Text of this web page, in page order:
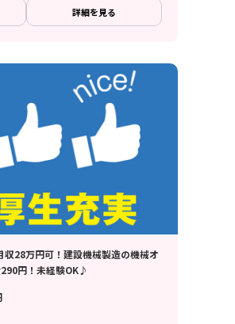
詳細を見る
収28万円可！建設機械製造の機械オ
円！未経験OK♪